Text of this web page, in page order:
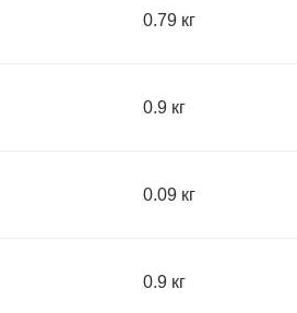
0.79 кг
0.9 кг
0.09 кг
0.9 кг